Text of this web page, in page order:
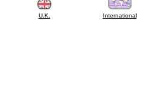
U.K. International